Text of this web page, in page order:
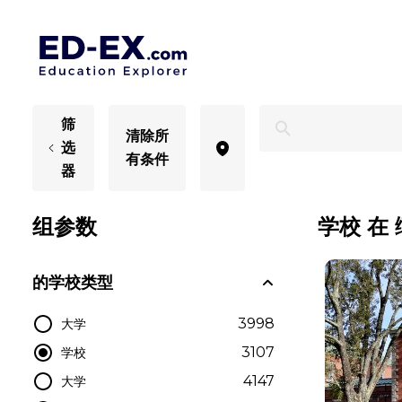
筛
选
器
清除所
有条件
组参数
的学校类型
大学 3998
学校 3107
大学
4147
学校 在